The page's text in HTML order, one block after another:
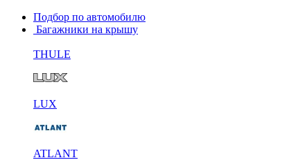
Подбор по автомобилю
Багажники на крышу
THULE
LUX
ATLANT